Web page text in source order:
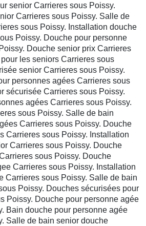
senior Carrieres sous Poissy.
Carrieres sous Poissy. Salle de
sous Poissy. Installation douche
Poissy. Douche pour personne
Douche senior prix Carrieres
les seniors Carrieres sous
senior Carrieres sous Poissy.
personnes agées Carrieres sous
sécurisée Carrieres sous Poissy.
agées Carrieres sous Poissy.
sous Poissy. Salle de bain
Carrieres sous Poissy. Douche
Carrieres sous Poissy. Installation
Carrieres sous Poissy. Douche
sous Poissy. Douche
Carrieres sous Poissy. Installation
Carrieres sous Poissy. Salle de bain
Poissy. Douches sécurisées pour
Poissy. Douche pour personne agée
Bain douche pour personne agée
Salle de bain senior douche